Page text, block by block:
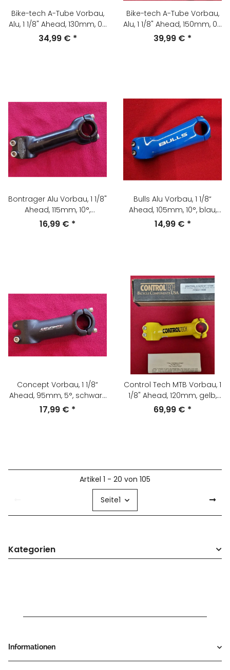
Bike-tech A-Tube Vorbau,
Alu, 1 1/8" Ahead, 130mm, 0°,
schwarz, NEU
34,99 € *
Bike-tech A-Tube Vorbau,
Alu, 1 1/8" Ahead, 150mm, 0°,
schwarz, NEU #1
39,99 € *
Bontrager Alu Vorbau, 1 1/8"
Ahead, 115mm, 10°,
schwarz, gebraucht
16,99 € *
Bulls Alu Vorbau, 1 1/8“
Ahead, 105mm, 10°, blau,
NEU
14,99 € *
Concept Vorbau, 1 1/8“
Ahead, 95mm, 5°, schwarz
matt, NEU
17,99 € *
Control Tech MTB Vorbau, 1
1/8" Ahead, 120mm, gelb,
made in USA, NEU, OVP
69,99 € *
Artikel 1 - 20 von 105
Seite1
Kategorien
Informationen